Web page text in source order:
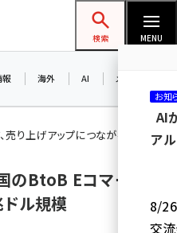
プ担当者フォーラム
検索 MENU
報 海外 AI メタバース
り上げアップにつながるEC最
BtoB Eコマース
ル規模
お知
AI
ア
8/26
交